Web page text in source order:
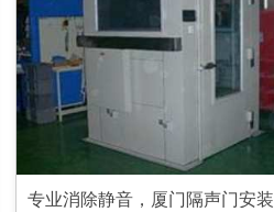
专业消除静音，厦门隔声门安装